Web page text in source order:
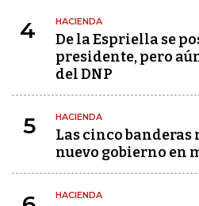
4 HACIENDA
De la Espriella se
presidente, pero
del DNP
5 HACIENDA
Las cinco banderas
nuevo gobierno en
HACIENDA